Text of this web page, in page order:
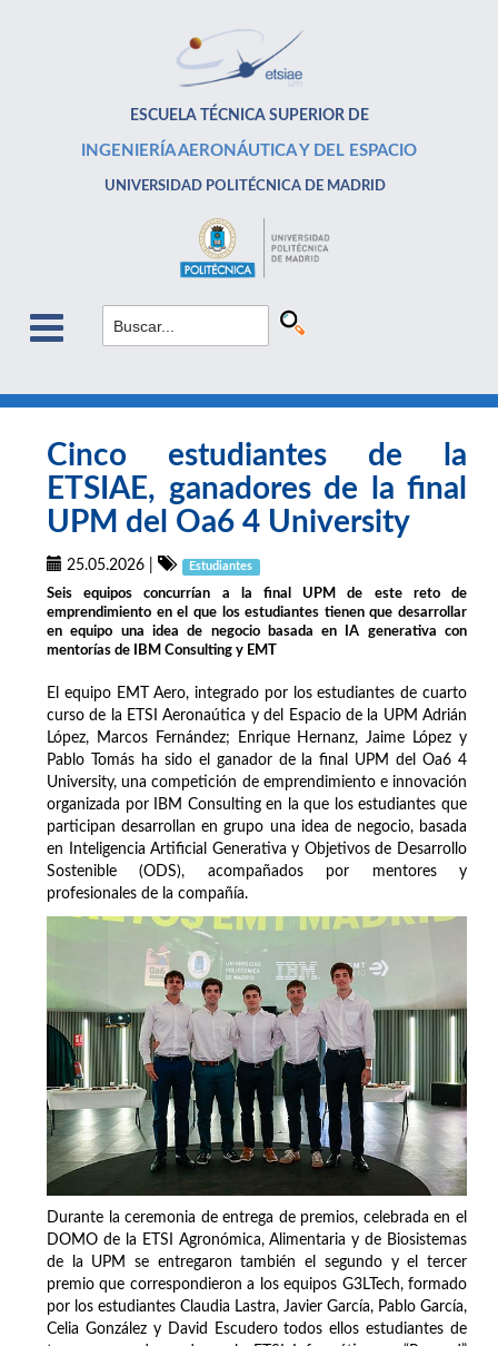
ESCUELA TÉCNICA SUPERIOR DE
INGENIERÍA AERONÁUTICA Y DEL ESPACIO
UNIVERSIDAD POLITÉCNICA DE MADRID
Cinco estudiantes de la
ETSIAE, ganadores de la final
UPM del Oa6 4 University
25.05.2026 Estudiantes
Seis equipos concurrían a la final UPM de este reto de
emprendimiento en el que los estudiantes tienen que desarrollar
en equipo una idea de negocio basada en IA generativa con
mentorías de IBM Consulting y EMT
El equipo EMT Aero, integrado por los estudiantes de cuarto
curso de la ETSI Aeronaútica y del Espacio de la UPM Adrián
López, Marcos Fernández; Enrique Hernanz, Jaime López y
Pablo Tomás ha sido el ganador de la final UPM del Oa6 4
University, una competición de emprendimiento e innovación
organizada por IBM Consulting en la que los estudiantes que
participan desarrollan en grupo una idea de negocio, basada
en Inteligencia Artificial Generativa y Objetivos de Desarrollo
Sostenible (ODS), acompañados por mentores y
profesionales de la compañía.
Durante la ceremonia de entrega de premios, celebrada en el
DOMO de la ETSI Agronómica, Alimentaria y de Biosistemas
de la UPM se entregaron también el segundo y el tercer
premio que correspondieron a los equipos G3LTech, formado
por los estudiantes Claudia Lastra, Javier García, Pablo García,
Celia González y David Escudero todos ellos estudiantes de